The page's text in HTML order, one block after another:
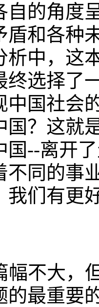
自的角度
盾和各种
析中，这
终选择了
中国社会
国？这就
国--离开
不同的事
我们有更
不大，
的最重要